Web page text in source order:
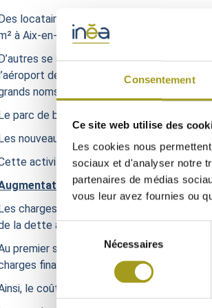
Consentement
Ce site web utilise des
Les cookies nous
sociaux et d'analyser notre
partenaires de médias
vous leur avez fournies ou
Sélection
du
consentement
Nécessaires
locataires de premier plan ont d’abord
à Aix-en-Provence, Schneider Electric
se sont positionnés sur les
de Blagnac (Toulouse) et livré
noms de l’aéronautique, et une
parc de bureaux d’INEA démontre ainsi
nouveaux baux signés ce semestre,
activité locative intense permet au
contenue des charges
charges financières nettes sont en
la dette à taux variable.
premier semestre, l’Euribor 3 mois a
financières, même si les
le coût d’endettement moyen s’est